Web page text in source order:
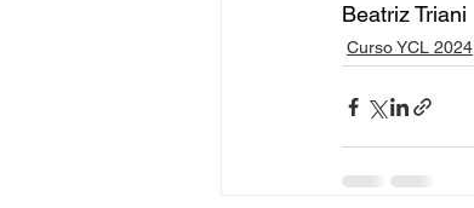
Beatriz Triani
Curso YCL 2024